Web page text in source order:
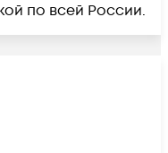
по всей России.